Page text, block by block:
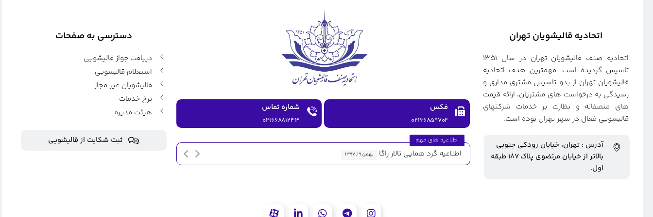
اتحادیه قالیشویان تهران
اتحادیه صنف قالیشویان تهران در سال ۱۳۵۱
تاسیس گردیده است. مهمترین هدف اتحادیه
قالیشویان تهران از بدو تاسیس مشتری مداری و
رسیدگی به درخواست های مشتریان، ارائه قیمت
های منصفانه و نظارت بر خدمات شرکتهای
قالیشویی فعال در شهر تهران بوده است.
آدرس : تهران، خیابان رودکی جنوبی
بالاتر از خیابان مرتضوی پلاک ۱۸۷ طبقه
اول.
شماره تماس
۰۲۱۶۶۸۸۱۲۴۳
فکس
۰۲۱۶۶۸۵۹۷۰۲
اطلاعیه های مهم
اطلاعیه گرد همایی تالار راگا بهمن ۱۹, ۱۳۹۷ اطلاعیه اعلام نرخ نامه جدید
دسترسی به صفحات
دریافت جواز قالیشویی
استعلام قالیشویی
قالیشویان غیر مجاز
نرخ خدمات
هیئت مدیره
ثبت شکایت از قالیشویی